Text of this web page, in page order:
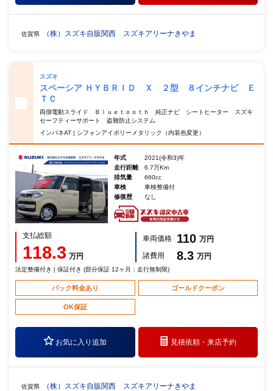
佐賀県 （株）スズキ自販関西 スズキアリーナきやま
スズキ
スペーシア ＨＹＢＲＩＤ Ｘ ２型 ８インチナビ Ｅ
ＴＣ
両側電動スライド Ｂｌｕｅｔｏｏｔｈ 純正ナビ シートヒーター スズキ
セーフティーサポート 盗難防止システム
インパネAT | シフォンアイボリーメタリック（内装色変更）
年式
2021(令和3)年
走行距離
6.7万Km
排気量
660cc
車検
車検整備付
修復歴
なし
支払総額
118.3 万円
車両価格 110 万円
諸費用
8.3 万円
法定整備付き | 保証付き (部分保証 12ヶ月：走行無制限)
パック料金あり ゴールドクーポン
OK保証
お気に入り追加 見積依頼・来店予約
佐賀県 （株）スズキ自販関西 スズキアリーナきやま